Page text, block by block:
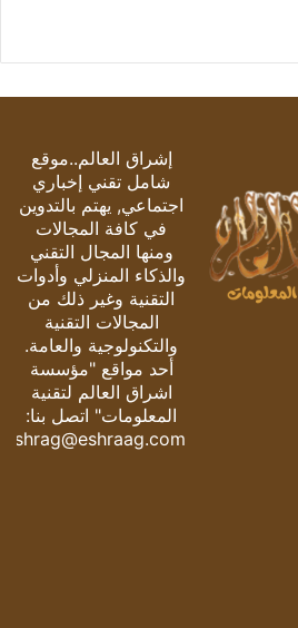
إشراق العالم..موقع
شامل تقني إخباري
اجتماعي, يهتم بالتدوين
في كافة المجالات
ومنها المجال التقني
والذكاء المنزلي وأدوات
التقنية وغير ذلك من
المجالات التقنية
والتكنولوجية والعامة.
أحد مواقع "مؤسسة
اشراق العالم لتقنية
المعلومات" اتصل بنا:
eshrag@eshraag.com